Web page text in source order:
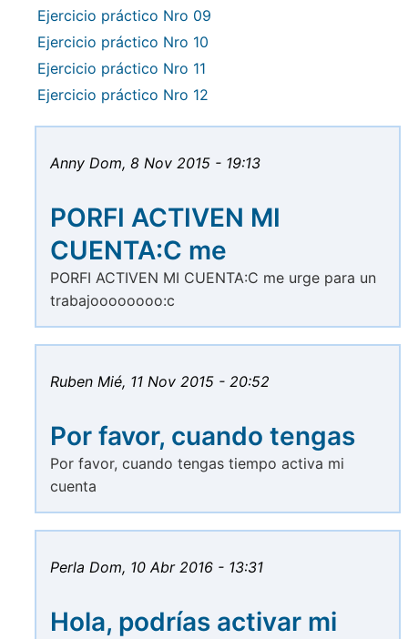
Ejercicio práctico Nro 09
Ejercicio práctico Nro 10
Ejercicio práctico Nro 11
Ejercicio práctico Nro 12
Anny Dom, 8 Nov 2015 - 19:13
PORFI ACTIVEN MI
CUENTA:C me
PORFI ACTIVEN MI CUENTA:C me urge para un
trabajoooooooo:c
Ruben Mié, 11 Nov 2015 - 20:52
Por favor, cuando tengas
Por favor, cuando tengas tiempo activa mi
cuenta
Perla Dom, 10 Abr 2016 - 13:31
Hola, podrías activar mi